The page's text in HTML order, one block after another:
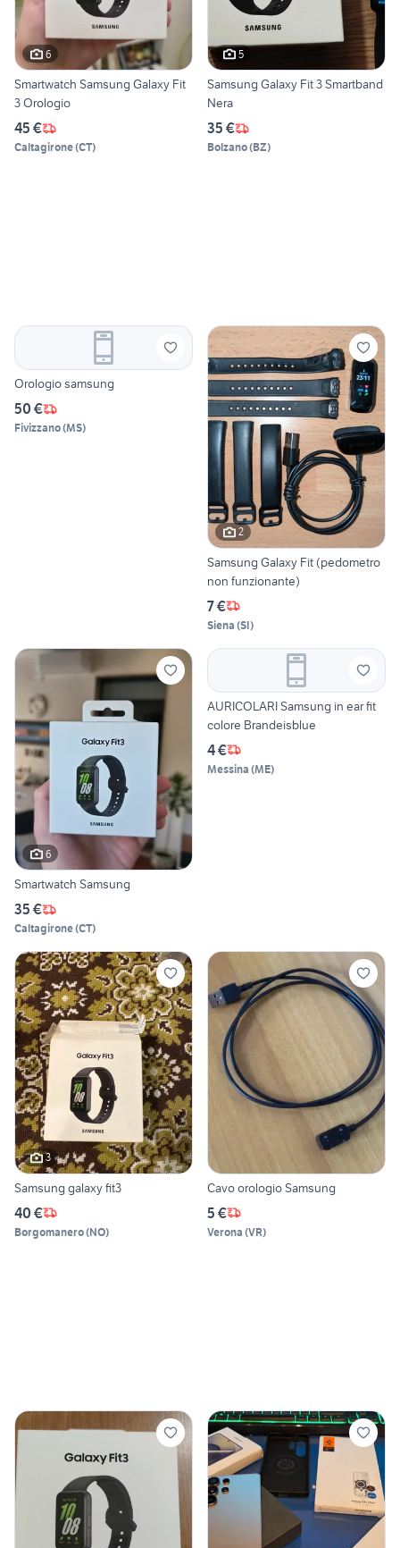
6
Smartwatch Samsung Galaxy Fit
3 Orologio
45 €
Caltagirone(CT)
5
Samsung Galaxy Fit 3 Smartband
Nera
35 €
Bolzano(BZ)
Orologio samsung
50 €
Fivizzano(MS)
2
Samsung Galaxy Fit (pedometro
non funzionante)
7 €
Siena (SI)
6
Smartwatch Samsung
35 €
Caltagirone(CT)
AURICOLARI Samsung in ear fit
colore Brandeisblue
4 €
Messina (ME)
3
Samsung galaxy fit3
40 €
Borgomanero(NO)
Cavo orologio Samsung
5 €
Verona (VR)